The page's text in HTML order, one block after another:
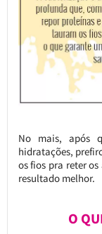
No mais, após
hidratações,
os fios pra reter
resultado melhor.
O